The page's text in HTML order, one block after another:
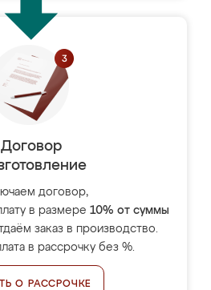
Договор
договор,
в размере 10% от суммы
заказ в производство.
в рассрочку без %.
О РАССРОЧКЕ